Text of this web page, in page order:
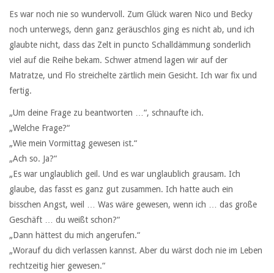
Es war noch nie so wundervoll. Zum Glück waren Nico und Becky
noch unterwegs, denn ganz geräuschlos ging es nicht ab, und ich
glaubte nicht, dass das Zelt in puncto Schalldämmung sonderlich
viel auf die Reihe bekam. Schwer atmend lagen wir auf der
Matratze, und Flo streichelte zärtlich mein Gesicht. Ich war fix und
fertig.
„Um deine Frage zu beantworten …“, schnaufte ich.
„Welche Frage?“
„Wie mein Vormittag gewesen ist.“
„Ach so. Ja?“
„Es war unglaublich geil. Und es war unglaublich grausam. Ich
glaube, das fasst es ganz gut zusammen. Ich hatte auch ein
bisschen Angst, weil … Was wäre gewesen, wenn ich … das große
Geschäft … du weißt schon?“
„Dann hättest du mich angerufen.“
„Worauf du dich verlassen kannst. Aber du wärst doch nie im Leben
rechtzeitig hier gewesen.“